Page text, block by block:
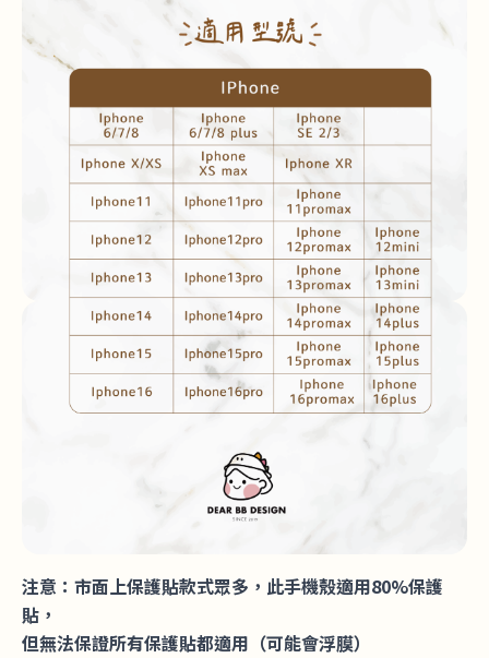
注意：市面上保護貼款式眾多，此手機殼適用80%保護
貼，
但無法保證所有保護貼都適用（可能會浮膜）